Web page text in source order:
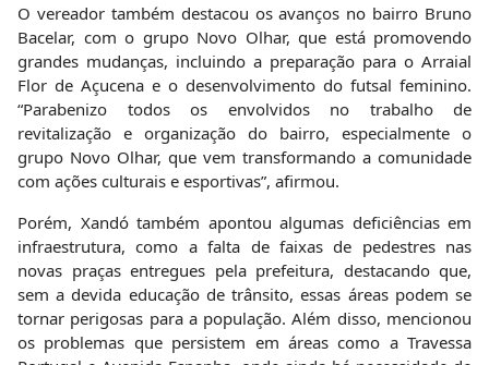
O vereador também destacou os avanços no bairro Bruno
Bacelar, com o grupo Novo Olhar, que está promovendo
grandes mudanças, incluindo a preparação para o Arraial
Flor de Açucena e o desenvolvimento do futsal feminino.
“Parabenizo todos os envolvidos no trabalho de
revitalização e organização do bairro, especialmente o
grupo Novo Olhar, que vem transformando a comunidade
com ações culturais e esportivas”, afirmou.
Porém, Xandó também apontou algumas deficiências em
infraestrutura, como a falta de faixas de pedestres nas
novas praças entregues pela prefeitura, destacando que,
sem a devida educação de trânsito, essas áreas podem se
tornar perigosas para a população. Além disso, mencionou
os problemas que persistem em áreas como a Travessa